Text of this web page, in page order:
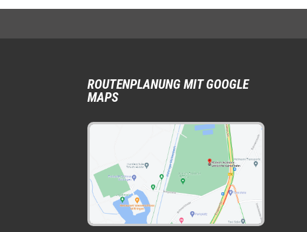
ROUTENPLANUNG MIT GOOGLE
MAPS